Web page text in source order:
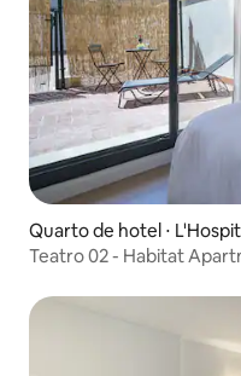
Quarto de hotel ⋅
Teatro 02 - Habitat